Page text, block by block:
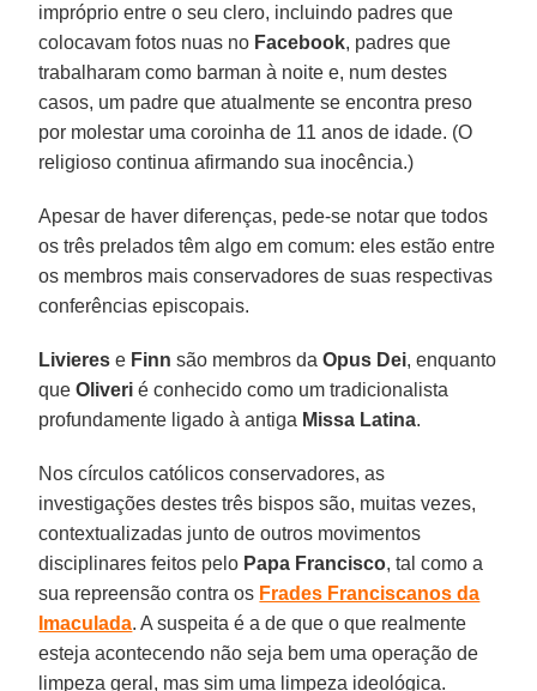
impróprio entre o seu clero, incluindo padres que
colocavam fotos nuas no Facebook, padres que
trabalharam como barman à noite e, num destes
casos, um padre que atualmente se encontra preso
por molestar uma coroinha de 11 anos de idade. (O
religioso continua afirmando sua inocência.)
Apesar de haver diferenças, pede-se notar que todos
os três prelados têm algo em comum: eles estão entre
os membros mais conservadores de suas respectivas
conferências episcopais.
Livieres e Finn são membros daOpus Dei, enquanto
queOliveri é conhecido como um tradicionalista
profundamente ligado à antiga Missa Latina.
Nos círculos católicos conservadores, as
investigações destes três bispos são, muitas vezes,
contextualizadas junto de outros movimentos
disciplinares feitos pelo Papa Francisco, tal como a
sua repreensão contra os Frades Franciscanos da
Imaculada. A suspeita é a de que o que realmente
esteja acontecendo não seja bem uma operação de
limpeza geral, mas sim uma limpeza ideológica.